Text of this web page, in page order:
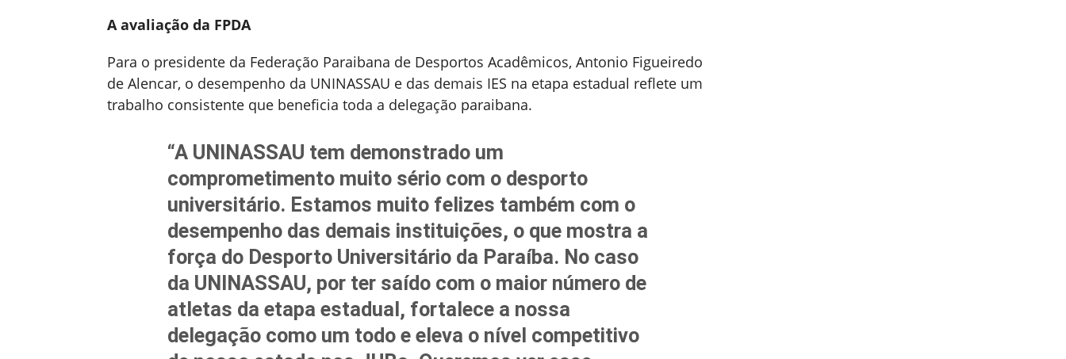
A avaliação da FPDA
Para o presidente da Federação Paraibana de Desportos Acadêmicos, Antonio Figueiredo
de Alencar, o desempenho da UNINASSAU e das demais IES na etapa estadual reflete um
trabalho consistente que beneficia toda a delegação paraibana.
“A UNINASSAU tem demonstrado um
comprometimento muito sério com o desporto
universitário. Estamos muito felizes também com o
desempenho das demais instituições, o que mostra a
força do Desporto Universitário da Paraíba. No caso
da UNINASSAU, por ter saído com o maior número de
atletas da etapa estadual, fortalece a nossa
delegação como um todo e eleva o nível competitivo